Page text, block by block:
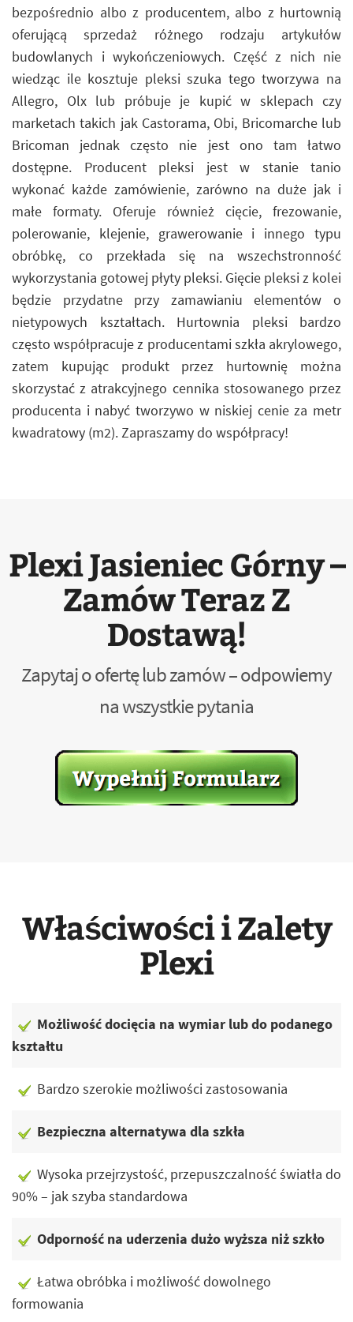
bezpośrednio albo z producentem, albo z hurtownią
oferującą sprzedaż różnego rodzaju artykułów
budowlanych i wykończeniowych. Część z nich nie
wiedząc ile kosztuje pleksi szuka tego tworzywa na
Allegro, Olx lub próbuje je kupić w sklepach czy
marketach takich jak Castorama, Obi, Bricomarche lub
Bricoman jednak często nie jest ono tam łatwo
dostępne. Producent pleksi jest w stanie tanio
wykonać każde zamówienie, zarówno na duże jak i
małe formaty. Oferuje również cięcie, frezowanie,
polerowanie, klejenie, grawerowanie i innego typu
obróbkę, co przekłada się na wszechstronność
wykorzystania gotowej płyty pleksi. Gięcie pleksi z kolei
będzie przydatne przy zamawianiu elementów o
nietypowych kształtach. Hurtownia pleksi bardzo
często współpracuje z producentami szkła akrylowego,
zatem kupując produkt przez hurtownię można
skorzystać z atrakcyjnego cennika stosowanego przez
producenta i nabyć tworzywo w niskiej cenie za metr
kwadratowy (m2). Zapraszamy do współpracy!
Plexi Jasieniec Górny –
Zamów Teraz Z
Dostawą!
Zapytaj o ofertę lub zamów – odpowiemy
na wszystkie pytania
Właściwości i Zalety
Plexi
Możliwość docięcia na wymiar lub do podanego
kształtu
Bardzo szerokie możliwości zastosowania
Bezpieczna alternatywa dla szkła
Wysoka przejrzystość, przepuszczalność światła do
90% – jak szyba standardowa
Odporność na uderzenia dużo wyższa niż szkło
Łatwa obróbka i możliwość dowolnego
formowania